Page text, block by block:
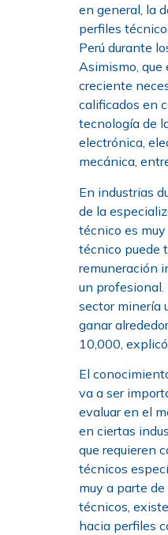
en general, la
perfiles
Perú durante
Asimismo, que
creciente
calificados en
tecnología de
electrónica,
mecánica,
En industrias
de la
técnico es
técnico puede
remuneración
un profesional.
sector minería
ganar
10,000,
El
va a ser
evaluar en el
en ciertas
que requieren
técnicos
muy a parte
técnicos,
hacia perfiles